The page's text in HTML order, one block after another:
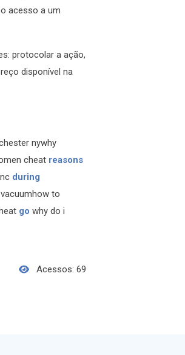
acesso a um
protocolar a ação,
disponível na
nywhy
cheat reasons
during
to
go why do i
Acessos: 69